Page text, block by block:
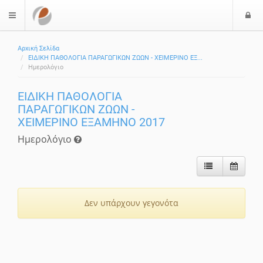
$langMenu
Αρχική Σελίδα
ΕΙΔΙΚΗ ΠΑΘΟΛΟΓΙΑ ΠΑΡΑΓΩΓΙΚΩΝ ΖΩΩΝ - ΧΕΙΜΕΡΙΝΟ ΕΞ...
Ημερολόγιο
ΕΙΔΙΚΗ ΠΑΘΟΛΟΓΙΑ
ΠΑΡΑΓΩΓΙΚΩΝ ΖΩΩΝ -
ΧΕΙΜΕΡΙΝΟ ΕΞΑΜΗΝΟ 2017
Ημερολόγιο
Δεν υπάρχουν γεγονότα